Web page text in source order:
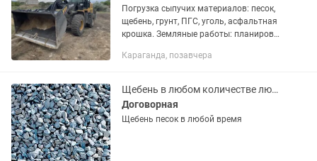
Погрузка сыпучих материалов: песок,
щебень, грунт, ПГС, уголь, асфальтная
крошка. Земляные работы: планировка
срезка грунта. Уборка территории:
Караганда, позавчера
Щебень в любом количестве любой фракции доставка песок строительный
Договорная
Щебень песок в любой время